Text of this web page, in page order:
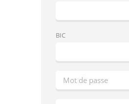
BIC